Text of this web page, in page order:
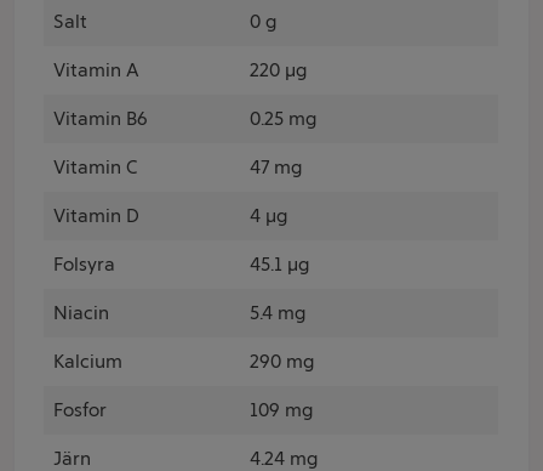
Salt 0 g
Vitamin A 220 µg
Vitamin B6 0.25 mg
Vitamin C 47 mg
Vitamin D 4 µg
Folsyra 45.1 µg
Niacin 5.4 mg
Kalcium 290 mg
Fosfor 109 mg
Järn 4.24 mg